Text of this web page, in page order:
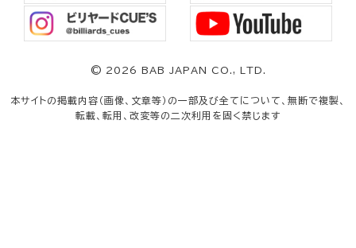
© 2026 BAB JAPAN CO., LTD.
本サイトの掲載内容（画像、文章等）の一部及び全てについて、無断で複製、
転載、転用、改変等の二次利用を固く禁じます